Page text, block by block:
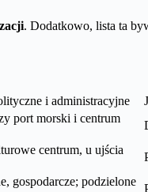
. Dodatkowo, lista ta
i administracyjne
port morski i centrum
centrum, u ujścia
gospodarcze; podzielone